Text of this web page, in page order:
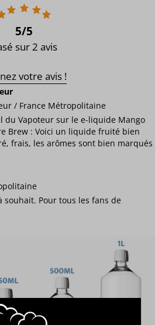
5/5
sur 2 avis
votre avis !
/ France Métropolitaine
du Vapoteur sur le e-liquide Mango
Brew : Voici un liquide fruité bien
frais, les arômes sont bien marqués
souhait. Pour tous les fans de